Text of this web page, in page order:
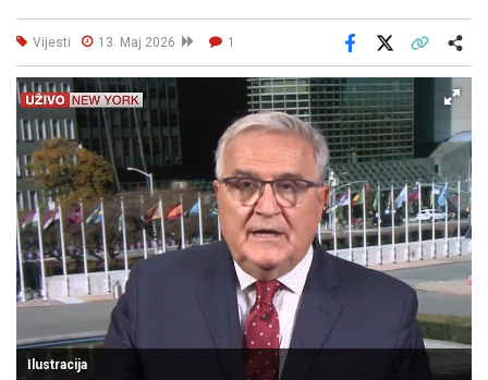
Vijesti 13. Maj 2026 1
Facebook
Ilustracija